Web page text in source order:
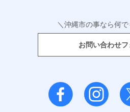
＼沖縄市の事なら何
お問い合わせフ